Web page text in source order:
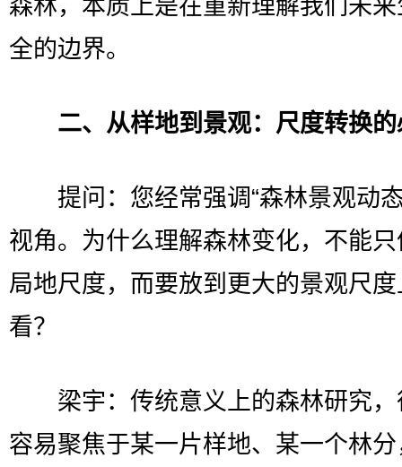
森林，本质上是在重新理解我们未
全的边界。
二、从样地到景观：尺度转换
提问：您经常强调“森林景观动态
视角。为什么理解森林变化，不能
局地尺度，而要放到更大的景观尺
看？
梁宇：传统意义上的森林研究，
容易聚焦于某一片样地、某一个林